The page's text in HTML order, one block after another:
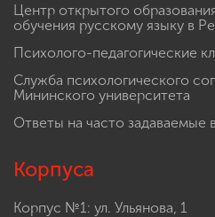
Центр открытого
обучения русскому языку в
Психолого-педагогические
Служба психологического
Мининского университета
Ответы на часто задаваемые
Корпуса
Корпус №1: ул. Ульянова, 1